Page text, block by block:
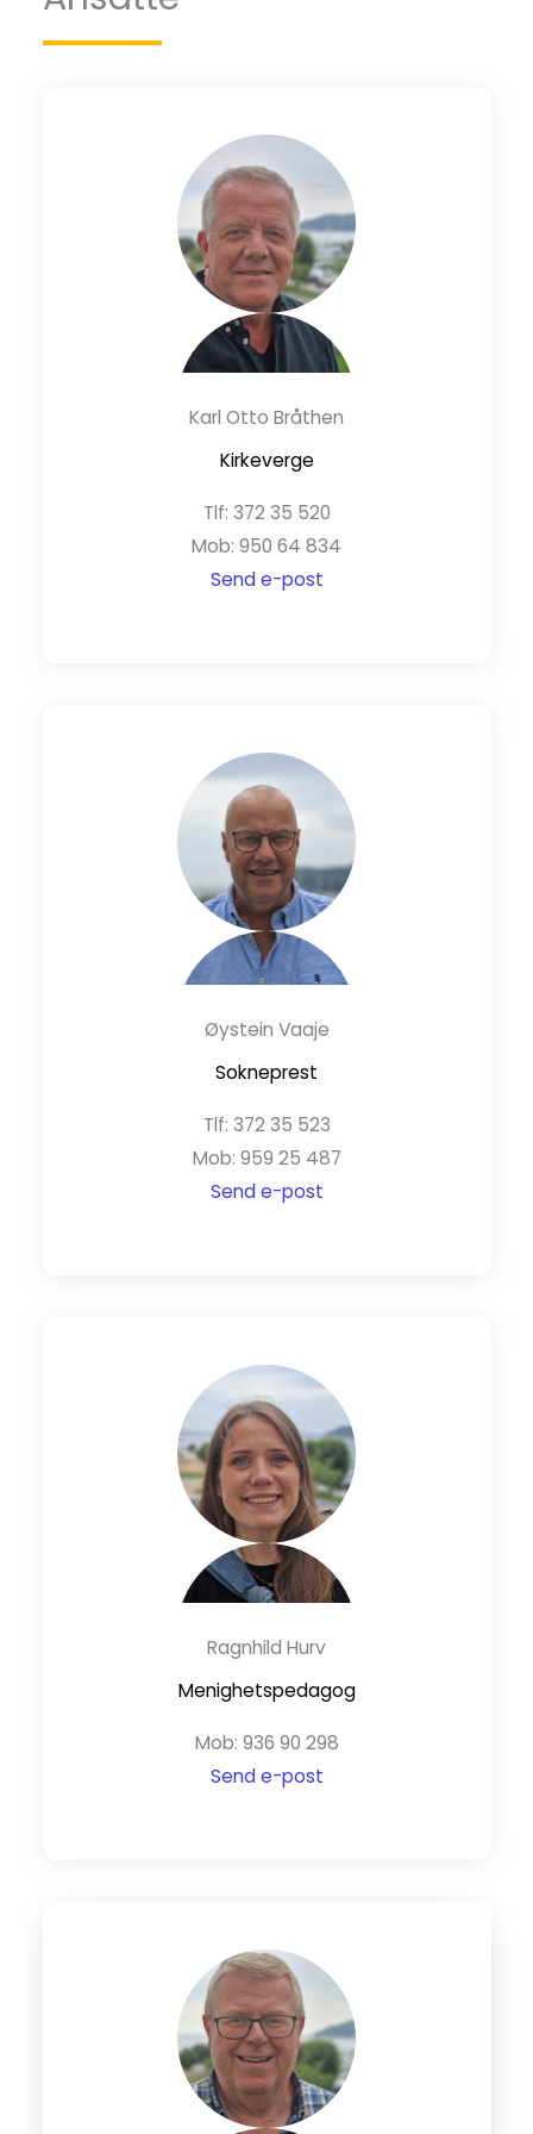
Karl Otto Bråthen
Kirkeverge
Tlf: 372 35 520
Mob: 950 64 834
Send e-post
Øystein Vaaje
Sokneprest
Tlf: 372 35 523
Mob: 959 25 487
Send e-post
Ragnhild Hurv
Menighetspedagog
Mob: 936 90 298
Send e-post